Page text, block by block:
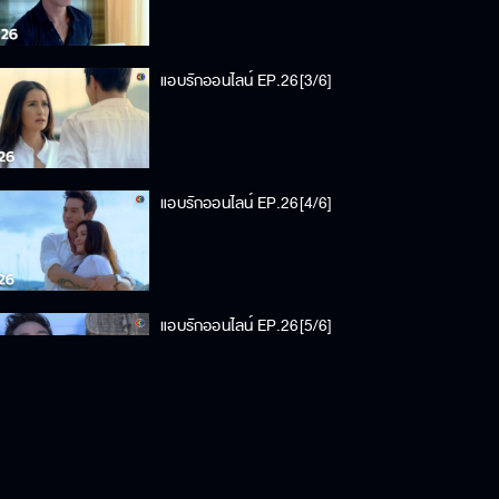
แอบรักออนไลน์ EP.26[3/6]
แอบรักออนไลน์ EP.26[4/6]
แอบรักออนไลน์ EP.26[5/6]